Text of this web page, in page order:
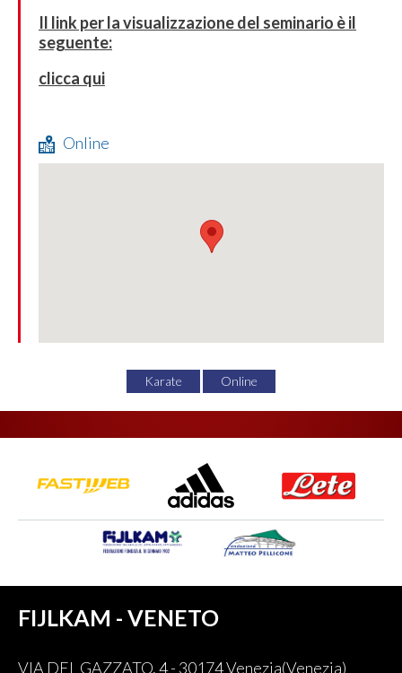
Il link per la visualizzazione del seminario è il
seguente:
clicca qui
Online
Karate Online
FIJLKAM - VENETO
VIA DEL GAZZATO, 4 - 30174 Venezia(Venezia)